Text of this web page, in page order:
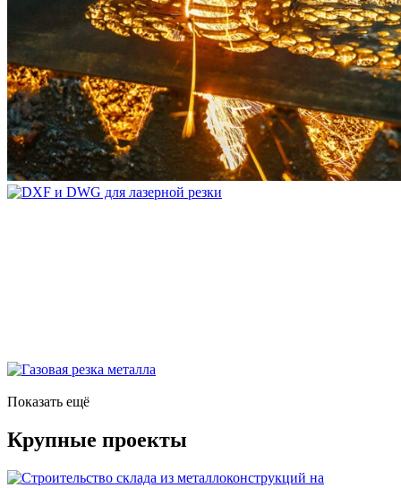
Показать ещё
Крупные проекты